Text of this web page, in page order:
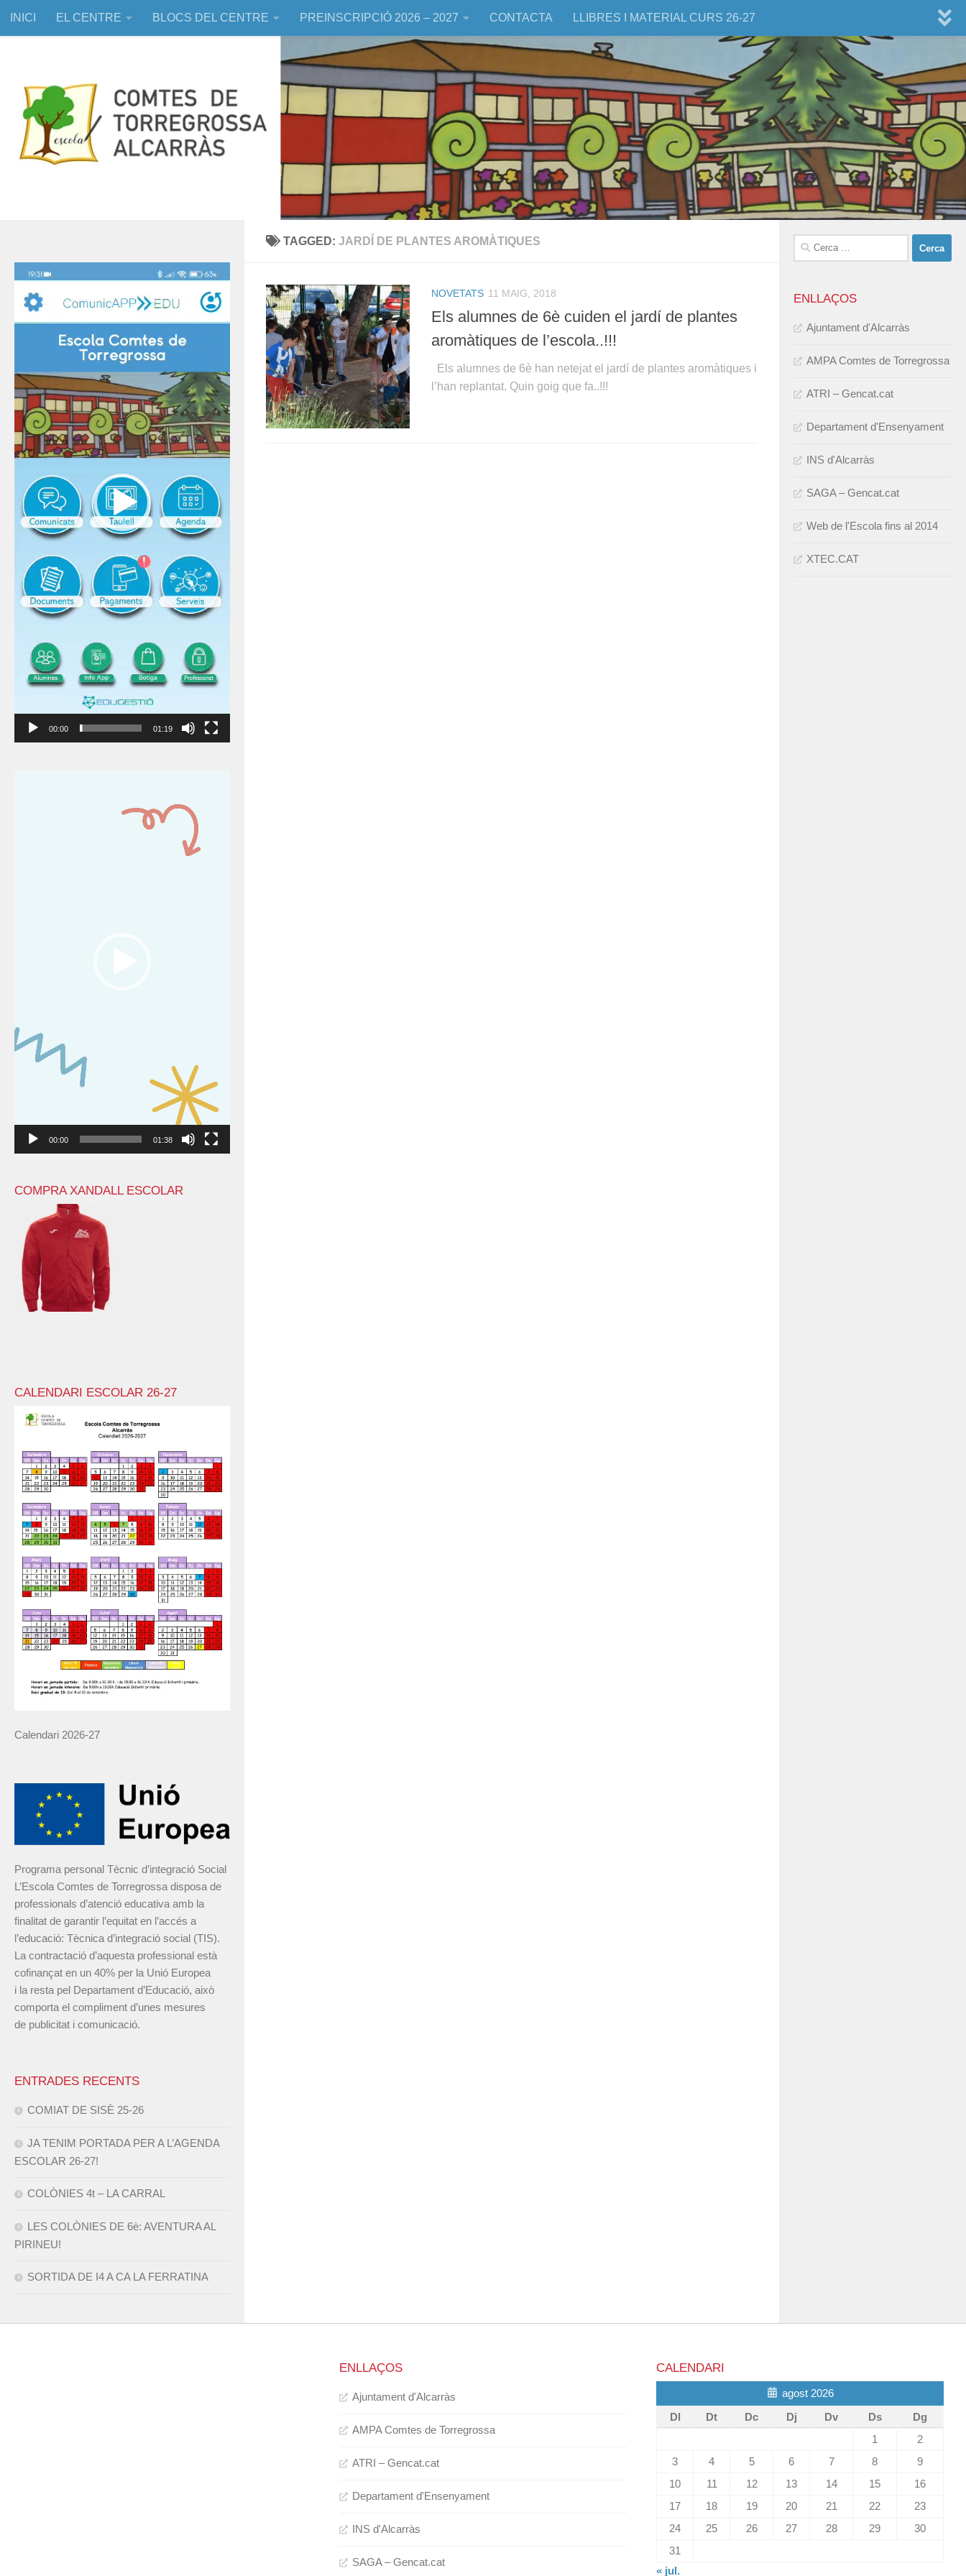
Skip to content
INICI EL CENTRE BLOCS DEL CENTRE PREINSCRIPCIÓ 2026 – 2027 CONTACTA LLIBRES I MATERIAL CURS 26-27
TAGGED: JARDÍ DE PLANTES AROMÀTIQUES
NOVETATS 11 MAIG, 2018
Els alumnes de 6è cuiden el jardí de plantes
aromàtiques de l’escola..!!!
Els alumnes de 6è han netejat el jardí de plantes aromàtiques i
l’han replantat. Quin goig que fa..!!!
Reproductor
vídeo
00:00 01:19
00:00 01:38
COMPRA XANDALL ESCOLAR
CALENDARI ESCOLAR 26-27
Calendari 2026-27
Programa personal Tècnic d’integració Social
L’Escola Comtes de Torregrossa disposa de
professionals d’atenció educativa amb la
finalitat de garantir l’equitat en l’accés a
l’educació: Tècnica d’integració social (TIS).
La contractació d’aquesta professional està
cofinançat en un 40% per la Unió Europea
i la resta pel Departament d’Educació, això
comporta el compliment d’unes mesures
de publicitat i comunicació.
ENTRADES RECENTS
COMIAT DE SISÈ 25-26
JA TENIM PORTADA PER A L’AGENDA
ESCOLAR 26-27!
COLÒNIES 4t – LA CARRAL
LES COLÒNIES DE 6è: AVENTURA AL
PIRINEU!
SORTIDA DE I4 A CA LA FERRATINA
Cerca:
ENLLAÇOS
Ajuntament d'Alcarràs
AMPA Comtes de Torregrossa
ATRI – Gencat.cat
Departament d'Ensenyament
INS d'Alcarràs
SAGA – Gencat.cat
Web de l'Escola fins al 2014
XTEC.CAT
ENLLAÇOS
Ajuntament d'Alcarràs
AMPA Comtes de Torregrossa
ATRI – Gencat.cat
Departament d'Ensenyament
INS d'Alcarràs
SAGA – Gencat.cat
CALENDARI
agost 2026
Dl
Dt Dc Dj Dv Ds
Dg
1
2
3
4 5 6 7 8
9
10
11 12 13 14 15
16
17
18 19 20 21 22
23
24
25 26 27 28 29
30
31
« jul.